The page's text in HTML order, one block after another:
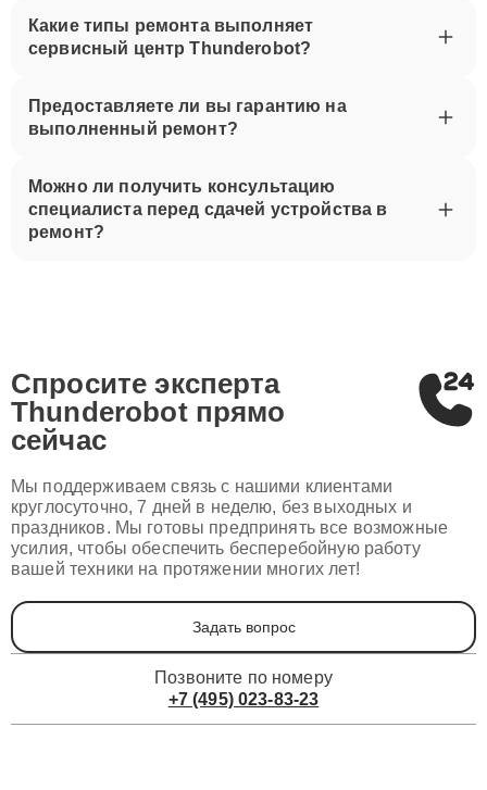
Какие типы ремонта выполняет
сервисный центр Thunderobot?
Предоставляете ли вы гарантию на
выполненный ремонт?
Можно ли получить консультацию
специалиста перед сдачей устройства в
ремонт?
Спросите эксперта
Thunderobot прямо
сейчас
Мы поддерживаем связь с нашими клиентами
круглосуточно, 7 дней в неделю, без выходных и
праздников. Мы готовы предпринять все возможные
усилия, чтобы обеспечить бесперебойную работу
вашей техники на протяжении многих лет!
Задать вопрос
Позвоните по номеру
+7 (495) 023-83-23